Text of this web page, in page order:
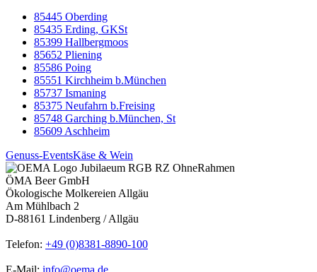
85445 Oberding
85435 Erding, GKSt
85399 Hallbergmoos
85652 Pliening
85586 Poing
85551 Kirchheim b.München
85737 Ismaning
85375 Neufahrn b.Freising
85748 Garching b.München, St
85609 Aschheim
Genuss-EventsKäse & Wein
ÖMA Beer GmbH
Ökologische Molkereien Allgäu
Am Mühlbach 2
D-88161 Lindenberg / Allgäu
Telefon: +49 (0)8381-8890-100